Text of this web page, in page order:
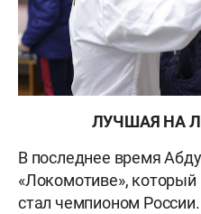
ЛУЧШАЯ НА
В последнее время
«Локомотиве», который
стал чемпионом